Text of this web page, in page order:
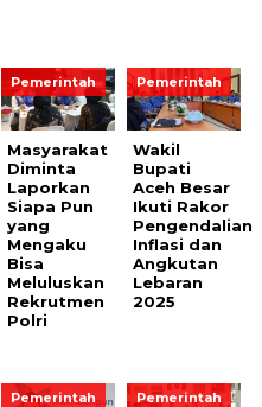
Pemerintah
Masyarakat
Diminta
Laporkan
Siapa Pun
yang
Mengaku
Bisa
Meluluskan
Rekrutmen
Polri
Pemerintah
Wakil
Bupati
Aceh Besar
Ikuti Rakor
Pengendalian
Inflasi dan
Angkutan
Lebaran
2025
Pemerintah Pemerintah